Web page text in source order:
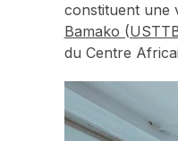
constituent une
Bamako
du Centre